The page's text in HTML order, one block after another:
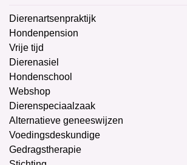
Dierenartsenpraktijk
Hondenpension
Vrije tijd
Dierenasiel
Hondenschool
Webshop
Dierenspeciaalzaak
Alternatieve geneeswijzen
Voedingsdeskundige
Gedragstherapie